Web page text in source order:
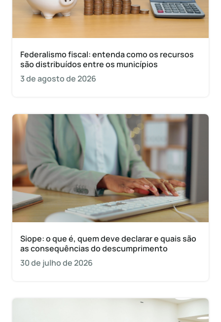
Federalismo fiscal: entenda como os recursos
são distribuídos entre os municípios
3 de agosto de 2026
Siope: o que é, quem deve declarar e quais são
as consequências do descumprimento
30 de julho de 2026